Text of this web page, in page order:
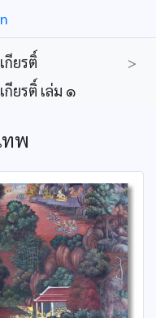
กียรติ์
>
กียรติ์ เล่ม ๑
ทพ